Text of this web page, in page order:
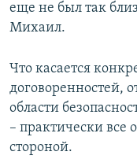
еще не был так
Михаил.
Что касается
договоренностей,
области
– практически все
стороной.